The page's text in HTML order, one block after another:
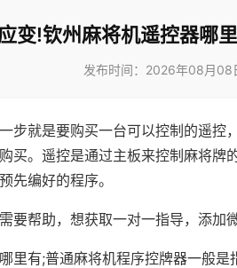
变!钦州麻将机遥控器哪
发布时间：2026年08月08
步就是要购买一台可以控制的遥控
买。遥控是通过主板来控制麻将牌
先编好的程序。
要帮助，想获取一对一指导，添加
里有;普通麻将机程序控牌器一般